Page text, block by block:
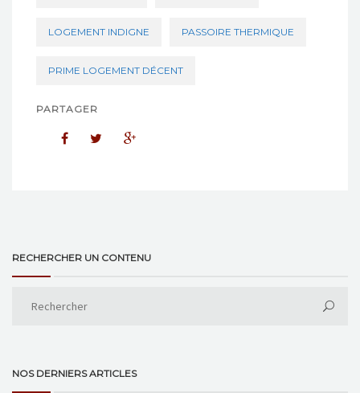
LOGEMENT INDIGNE PASSOIRE THERMIQUE
PRIME LOGEMENT DÉCENT
PARTAGER
RECHERCHER UN CONTENU
NOS DERNIERS ARTICLES